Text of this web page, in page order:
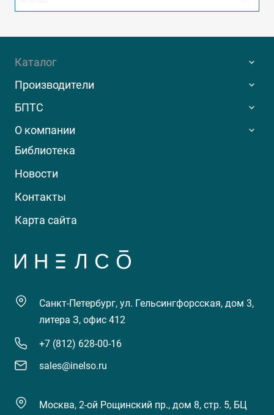
Каталог
Производители
БПТС
О компании
Библиотека
Новости
Контакты
Карта сайта
Санкт-Петербург, ул. Гельсингфорсская, дом 3,
литера З, офис 412
+7 (812) 628-00-16
sales@inelso.ru
Москва, 2-ой Рощинский пр., дом 8, стр. 5, БЦ